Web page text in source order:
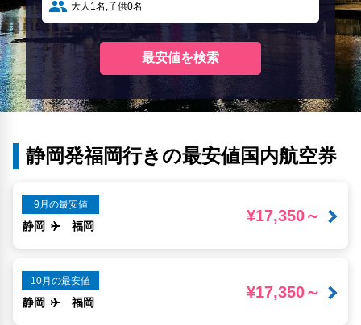
静岡発福岡行きの最安値国内航空券
9月の最安値
静岡 福岡
¥17,350～
10月の最安値
静岡 福岡
¥17,350～